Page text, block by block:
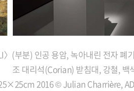
(부분) 인공 용암, 녹아내린 전자 폐
조 대리석(Corian) 받침대, 강철, 백
2016 © Julian Charrière,